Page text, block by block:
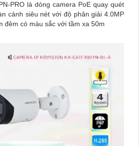
PRO là dòng camera PoE quay quét
cảnh siêu nét với độ phân giải 4.0MP
đêm có màu sắc với tầm xa 50m